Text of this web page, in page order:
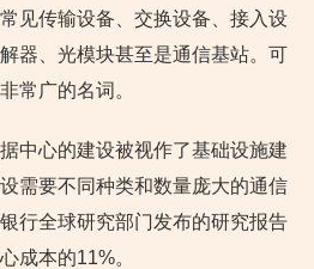
见传输设备、交换设备、接入设
器、光模块甚至是通信基站。可
常广的名词。
中心的建设被视作了基础设施建
需要不同种类和数量庞大的通信
行全球研究部门发布的研究报告
成本的11%。